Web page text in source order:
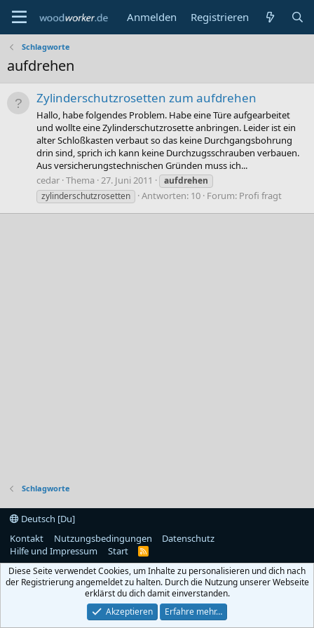
Anmelden Registrieren
Schlagworte
aufdrehen
Zylinderschutzrosetten zum aufdrehen
Hallo, habe folgendes Problem. Habe eine Türe aufgearbeitet
und wollte eine Zylinderschutzrosette anbringen. Leider ist ein
alter Schloßkasten verbaut so das keine Durchgangsbohrung
drin sind, sprich ich kann keine Durchzugsschrauben verbauen.
Aus versicherungstechnischen Gründen muss ich...
cedar Thema 27. Juni 2011
aufdrehen
zylinderschutzrosetten
Antworten: 10 Forum: Profi fragt
Schlagworte
Deutsch [Du]
Kontakt
Nutzungsbedingungen
Datenschutz
Hilfe und Impressum
Start
R
S
Diese Seite verwendet Cookies, um Inhalte zu personalisieren und dich nach
der Registrierung angemeldet zu halten. Durch die Nutzung unserer Webseite
erklärst du dich damit einverstanden.
Akzeptieren
Erfahre mehr…